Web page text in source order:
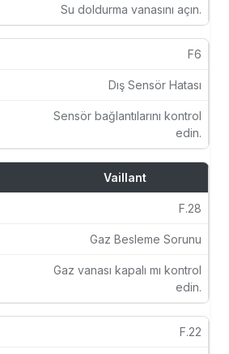
Su doldurma vanasını açın.
F6
Dış Sensör Hatası
Sensör bağlantılarını kontrol
edin.
Vaillant
F.28
Gaz Besleme Sorunu
Gaz vanası kapalı mı kontrol
edin.
F.22